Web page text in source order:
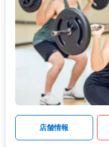
店舗情報